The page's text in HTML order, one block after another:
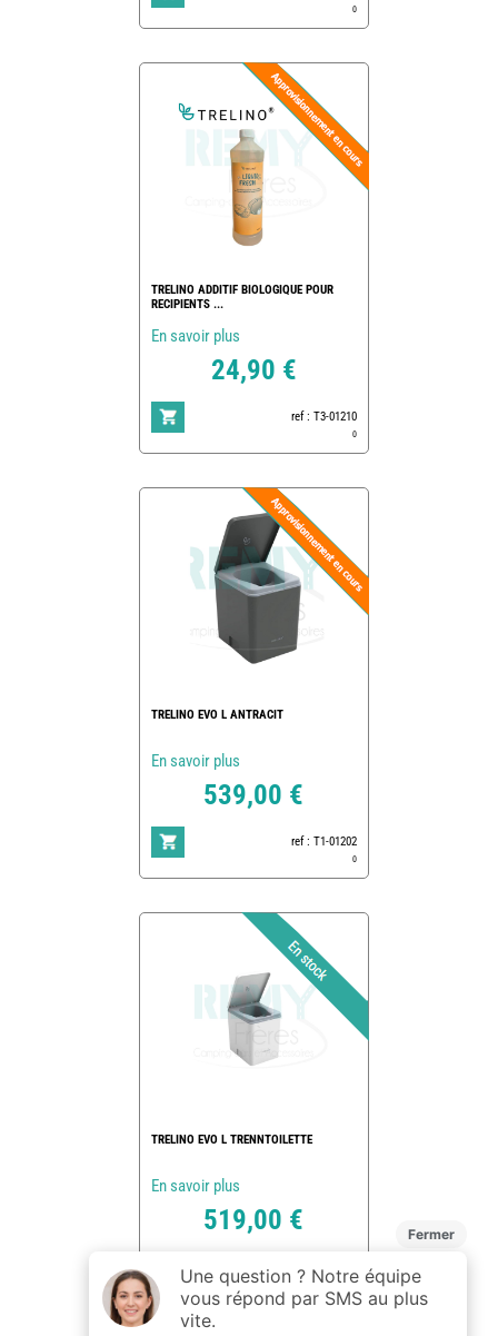
0
TRELINO ADDITIF BIOLOGIQUE POUR
RECIPIENTS ...
En savoir plus
24,90 €
ref : T3-01210
0
TRELINO EVO L ANTRACIT
En savoir plus
539,00 €
ref : T1-01202
0
TRELINO EVO L TRENNTOILETTE
En savoir plus
519,00 €
ref : T1-01201
1